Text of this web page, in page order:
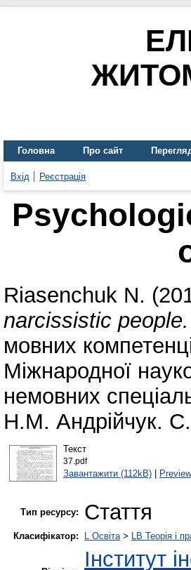
Головна Про сайт
Вхід Реєстрація
Riasenchuk N.
narcissistic people.
мовних
Міжнародної
немовних
Н.М. Андрійчук.
Текст
37.pdf
Завантажити (112kB)| Preview
Тип ресурсу: Стаття
Класифікатор: L Освіта> LB Теорія і
Інститут